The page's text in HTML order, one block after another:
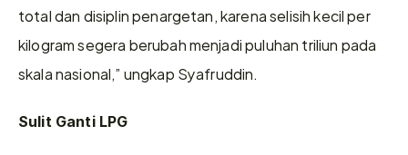
total dan disiplin penargetan, karena selisih kecil per
kilogram segera berubah menjadi puluhan triliun pada
skala nasional,” ungkap Syafruddin.
Sulit Ganti LPG